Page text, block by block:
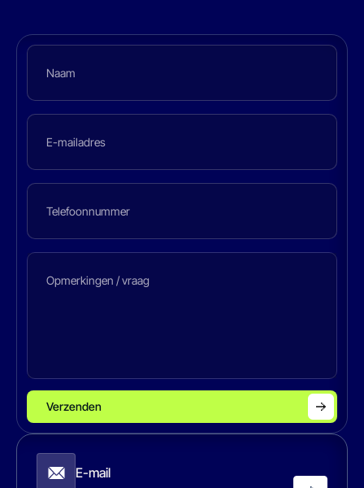
Verzenden
E-mail